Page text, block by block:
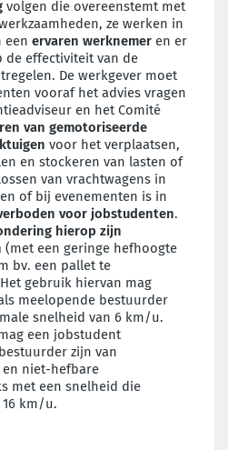
volgen die overeenstemt met
ze werken in
een ervaren werknemer en er
de effectiviteit van de
De werkgever moet
vooraf het advies vragen
en het Comité
van gemotoriseerde
voor het verplaatsen,
en stockeren van lasten of
van vrachtwagens in
of bij evenementen is in
voor jobstudenten.
hierop zijn
(met een geringe hefhoogte
bv. een pallet te
gebruik hiervan mag
meelopende bestuurder
snelheid van 6 km/u.
een jobstudent
zijn van
niet-hefbare
met een snelheid die
km/u.